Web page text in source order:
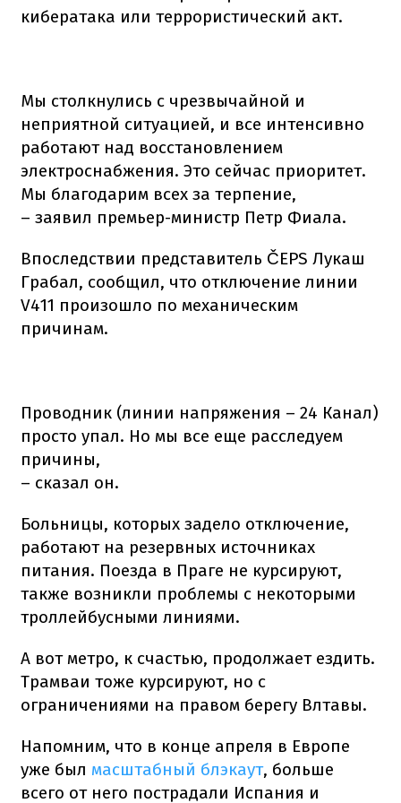
кибератака или террористический акт.
Мы столкнулись с чрезвычайной и
неприятной ситуацией, и все интенсивно
работают над восстановлением
электроснабжения. Это сейчас приоритет.
Мы благодарим всех за терпение,
– заявил премьер-министр Петр Фиала.
Впоследствии представитель ČEPS Лукаш
Грабал, сообщил, что отключение линии
V411 произошло по механическим
причинам.
Проводник (линии напряжения – 24 Канал)
просто упал. Но мы все еще расследуем
причины,
– сказал он.
Больницы, которых задело отключение,
работают на резервных источниках
питания. Поезда в Праге не курсируют,
также возникли проблемы с некоторыми
троллейбусными линиями.
А вот метро, к счастью, продолжает ездить.
Трамваи тоже курсируют, но с
ограничениями на правом берегу Влтавы.
Напомним, что в конце апреля в Европе
уже был масштабный блэкаут, больше
всего от него пострадали Испания и